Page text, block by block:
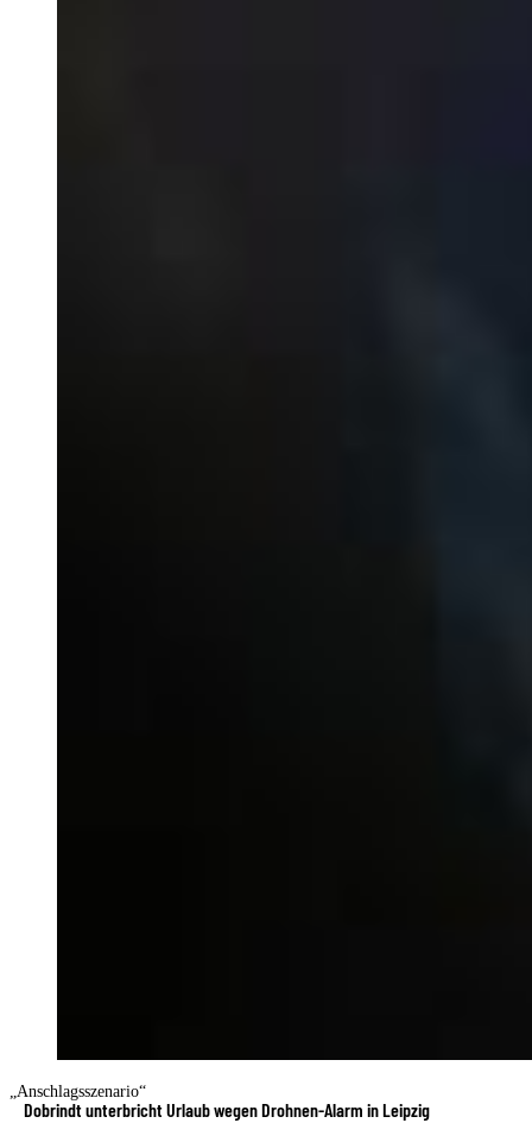
„Anschlagsszenario“
Dobrindt unterbricht Urlaub wegen Drohnen-Alarm in Leipzig